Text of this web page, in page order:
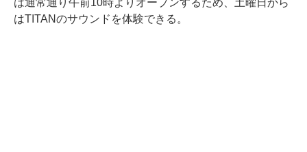
は通常通り午前10時よりオープンするため、土曜日から
はTITANのサウンドを体験できる。